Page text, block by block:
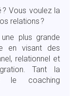
Vous voulez la
relations ?
plus grande
en visant des
relationnel et
Tant la
le coaching